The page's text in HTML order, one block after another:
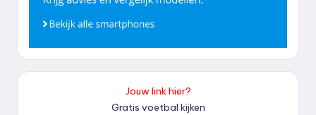
Jouw link hier?
Gratis voetbal kijken